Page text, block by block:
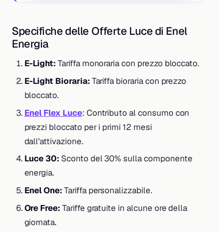
Specifiche delle Offerte Luce di Enel
Energia
E-Light: Tariffa monoraria con prezzo bloccato.
E-Light Bioraria: Tariffa bioraria con prezzo
bloccato.
Enel Flex Luce: Contributo al consumo con
prezzi bloccato per i primi 12 mesi
dall’attivazione.
Luce 30: Sconto del 30% sulla componente
energia.
Enel One: Tariffa personalizzabile.
Ore Free: Tariffe gratuite in alcune ore della
giornata.